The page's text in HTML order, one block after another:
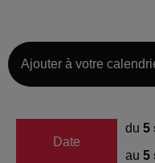
Ajouter à votre
Date
du 5
au 5